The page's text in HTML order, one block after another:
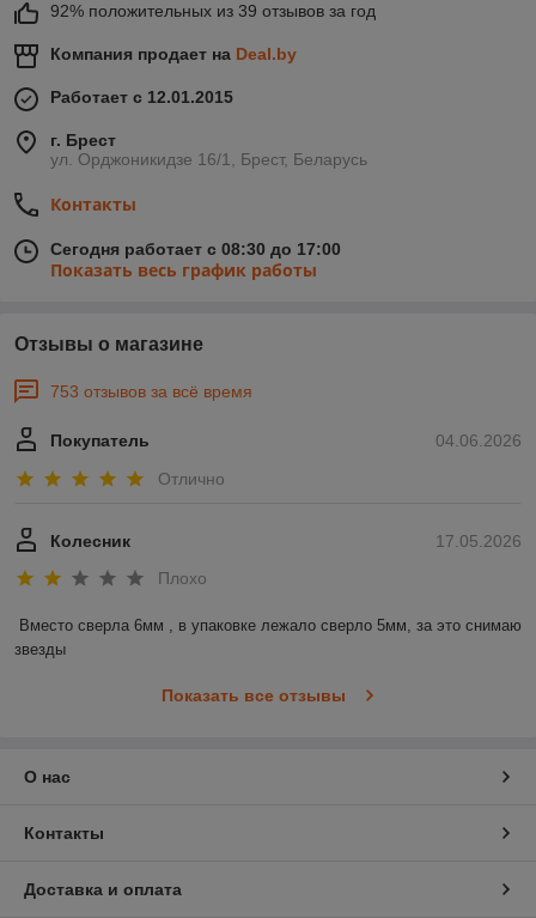
92% положительных из 39 отзывов за год
Компания продает на Deal.by
Работает с 12.01.2015
г. Брест
ул. Орджоникидзе 16/1, Брест, Беларусь
Контакты
Сегодня работает с 08:30 до 17:00
Показать весь график работы
Отзывы о магазине
753 отзывов за всё время
04.06.2026
Покупатель
Отлично
17.05.2026
Колесник
Плохо
Вместо сверла 6мм , в упаковке лежало сверло 5мм, за это снимаю
звезды
Показать все отзывы
О нас
Контакты
Доставка и оплата